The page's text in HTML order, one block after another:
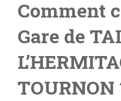
Comment
Gare de
TOURNON